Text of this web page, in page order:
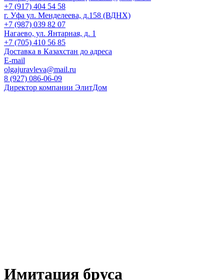
+7 (917) 404 54 58
г. Уфа ул. Менделеева, д.158 (ВДНХ)
+7 (987) 039 82 07
Нагаево, ул. Янтарная, д. 1
+7 (705) 410 56 85
Доставка в Казахстан до адреса
E-mail
olgajuravleva@mail.ru
8 (927) 086-06-09
Директор компании ЭлитДом
Имитация бруса